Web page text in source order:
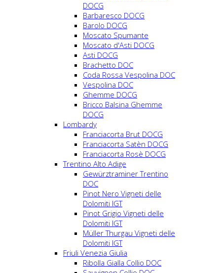
DOCG
Barbaresco DOCG
Barolo DOCG
Moscato Spumante
Moscato d'Asti DOCG
Asti DOCG
Brachetto DOC
Coda Rossa Vespolina DOC
Vespolina DOC
Ghemme DOCG
Bricco Balsina Ghemme
DOCG
Lombardy
Franciacorta Brut DOCG
Franciacorta Satèn DOCG
Franciacorta Rosè DOCG
Trentino Alto Adige
Gewürztraminer Trentino
DOC
Pinot Nero Vigneti delle
Dolomiti IGT
Pinot Grigio Vigneti delle
Dolomiti IGT
Müller Thurgau Vigneti delle
Dolomiti IGT
Friuli Venezia Giulia
Ribolla Gialla Collio DOC